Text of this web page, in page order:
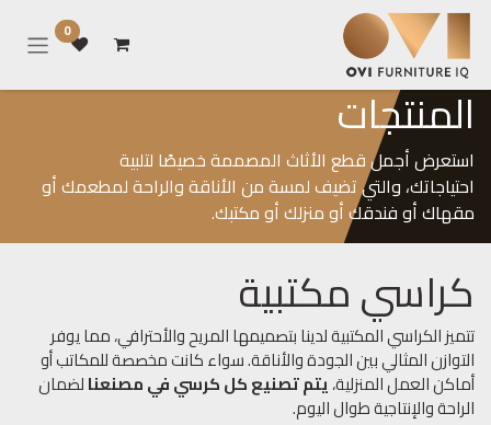
تخطي للذهاب إلى المحتوى
0
المنتجات
استعرض أجمل قطع الأثاث المصممة خصيصًا لتلبية
احتياجاتك، والتي تضيف لمسة من الأناقة والراحة لمطعمك أو
مقهاك أو فندقك أو منزلك أو مكتبك.
كراسي مكتبية
تتميز الكراسي المكتبية لدينا بتصميمها المريح والأحترافي، مما يوفر
التوازن المثالي بين الجودة والأناقة. سواء كانت مخصصة للمكاتب أو
أماكن العمل المنزلية،يتم تصنيع كل كرسي في مصنعنالضمان
الراحة والإنتاجية طوال اليوم.